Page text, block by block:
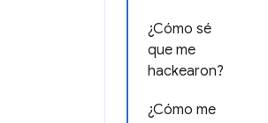
¿Cómo sé
que me
hackearon?
¿Cómo me